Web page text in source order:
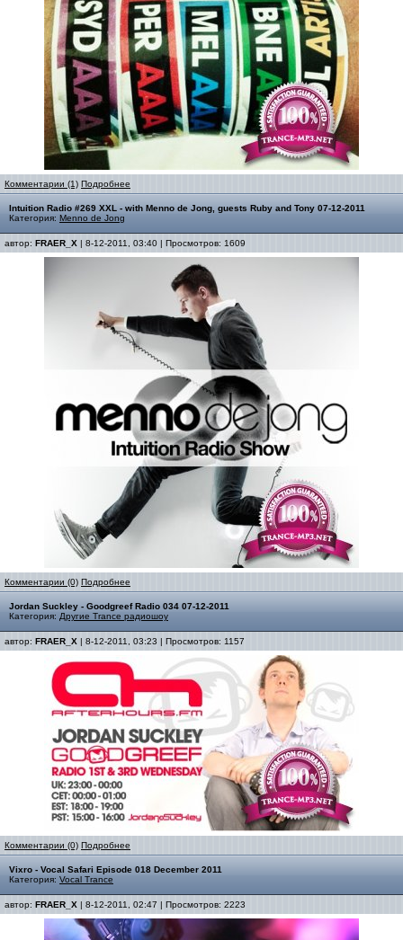
Комментарии (1) Подробнее
Intuition Radio #269 XXL - with Menno de Jong, guests Ruby and Tony 07-12-2011
Категория: Menno de Jong
автор: FRAER_X | 8-12-2011, 03:40 | Просмотров: 1609
Комментарии (0) Подробнее
Jordan Suckley - Goodgreef Radio 034 07-12-2011
Категория: Другие Trance радиошоу
автор: FRAER_X | 8-12-2011, 03:23 | Просмотров: 1157
Комментарии (0) Подробнее
Vixro - Vocal Safari Episode 018 December 2011
Категория: Vocal Trance
автор: FRAER_X | 8-12-2011, 02:47 | Просмотров: 2223